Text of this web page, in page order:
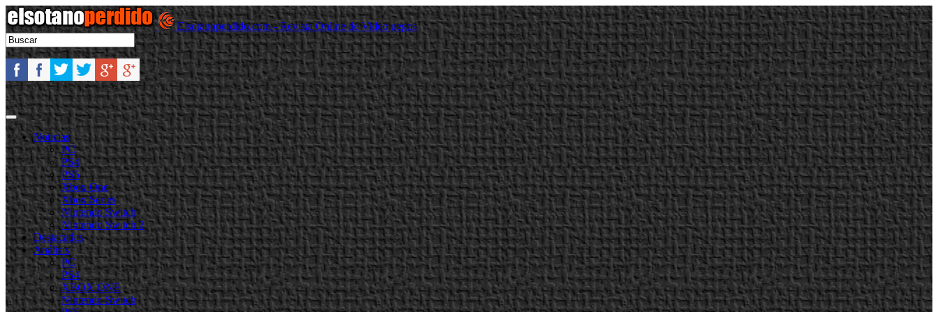
Elsotanoperdido.com - Revista Online de Videojuegos
Noticias
PC
PS4
PS5
Xbox One
Xbox Series
Nintendo Switch
Nintendo Switch 2
Destacadas
Análisis
PC
PS4
XBOX ONE
Nintendo Switch